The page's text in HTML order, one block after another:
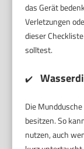
das Gerät
Verletzungen
dieser
solltest.
✔️
Die
besitzen. So
nutzen, auch